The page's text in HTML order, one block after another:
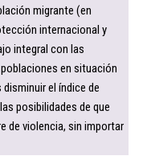
migrante (en
internacional y
integral con las
en situación
el índice de
posibilidades de que
de violencia, sin importar